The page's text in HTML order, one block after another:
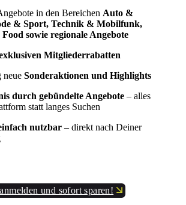
in den Bereichen Auto &
& Sport, Technik & Mobilfunk,
sowie regionale Angebote
Mitgliederrabatten
neue Sonderaktionen und Highlights
durch gebündelte Angebote – alles
statt langes Suchen
nutzbar – direkt nach Deiner
und sofort sparen!